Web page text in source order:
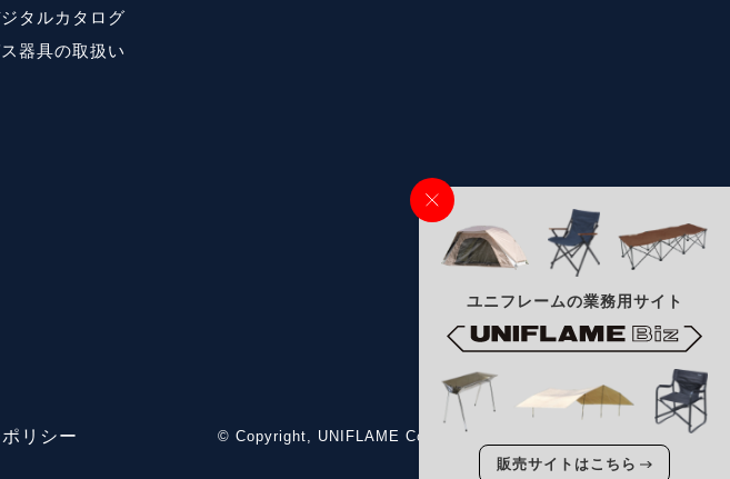
ユニフレームの業務用サイト
販売サイトはこちら
タルカタログ
器具の取扱い
リシー © Copyright, UNIFLAME Corporation